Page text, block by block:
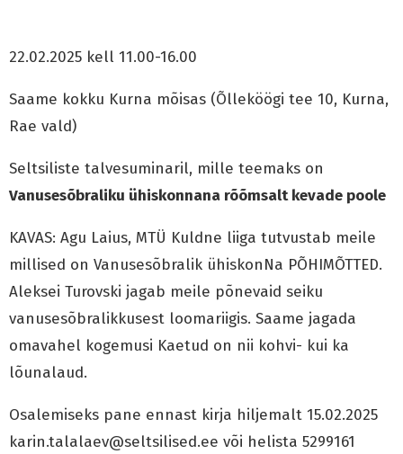
22.02.2025 kell 11.00-16.00
Saame kokku Kurna mõisas (Õlleköögi tee 10, Kurna,
Rae vald)
Seltsiliste talvesuminaril, mille teemaks on
Vanusesõbraliku ühiskonnana rõõmsalt kevade poole
KAVAS: Agu Laius, MTÜ Kuldne liiga tutvustab meile
millised on Vanusesõbralik ühiskonNa PÕHIMÕTTED.
Aleksei Turovski jagab meile põnevaid seiku
vanusesõbralikkusest loomariigis. Saame jagada
omavahel kogemusi Kaetud on nii kohvi- kui ka
lõunalaud.
Osalemiseks pane ennast kirja hiljemalt 15.02.2025
karin.talalaev@seltsilised.ee või helista 5299161